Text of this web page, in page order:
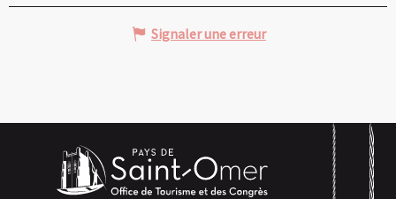
Signaler une erreur